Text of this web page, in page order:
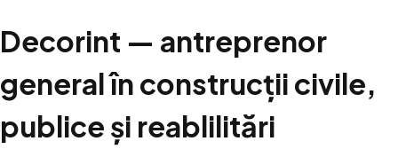
Decorint — antreprenor
general în construcții civile,
publice și reablilitări